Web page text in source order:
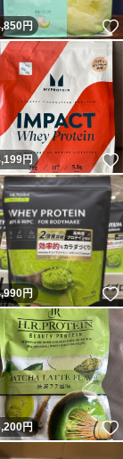
いね！
円
いね！
円
いね！
円
ね！
円